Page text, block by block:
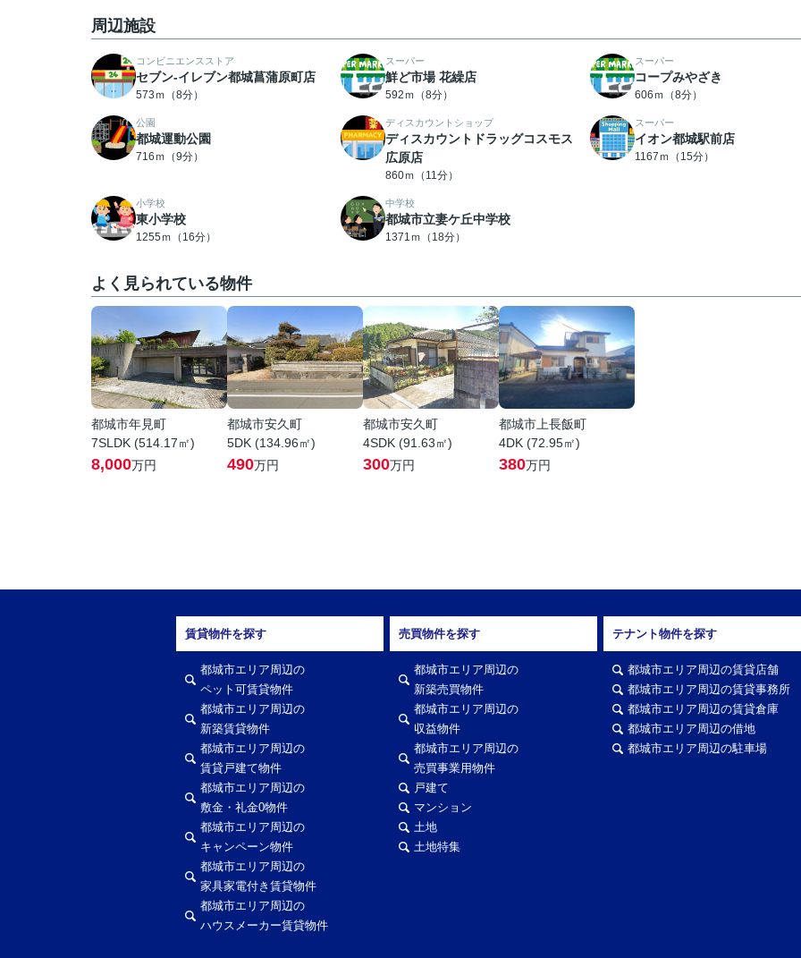
周辺施設
コンビニエンスストア
セブン-イレブン都城菖蒲原町店
573ｍ（8分）
スーパー
鮮ど市場 花繰店
592ｍ（8分）
スーパー
コープみやざき
606ｍ（8分）
公園
都城運動公園
716ｍ（9分）
ディスカウントショップ
ディスカウントドラッグコスモス
広原店
860ｍ（11分）
スーパー
イオン都城駅前店
1167ｍ（15分）
小学校
東小学校
1255ｍ（16分）
中学校
都城市立妻ケ丘中学校
1371ｍ（18分）
よく見られている物件
都城市年見町
7SLDK (514.17㎡)
8,000万円
都城市安久町
5DK (134.96㎡)
490万円
都城市安久町
4SDK (91.63㎡)
300万円
都城市上長飯町
4DK (72.95㎡)
380万円
賃貸物件を探す
都城市エリア周辺の
ペット可賃貸物件
都城市エリア周辺の
新築賃貸物件
都城市エリア周辺の
賃貸戸建て物件
都城市エリア周辺の
敷金・礼金0物件
都城市エリア周辺の
キャンペーン物件
都城市エリア周辺の
家具家電付き賃貸物件
都城市エリア周辺の
ハウスメーカー賃貸物件
売買物件を探す
都城市エリア周辺の
新築売買物件
都城市エリア周辺の
収益物件
都城市エリア周辺の
売買事業用物件
戸建て
マンション
土地
土地特集
テナント物件を探す
都城市エリア周辺の賃貸店舗
都城市エリア周辺の賃貸事務所
都城市エリア周辺の賃貸倉庫
都城市エリア周辺の借地
都城市エリア周辺の駐車場